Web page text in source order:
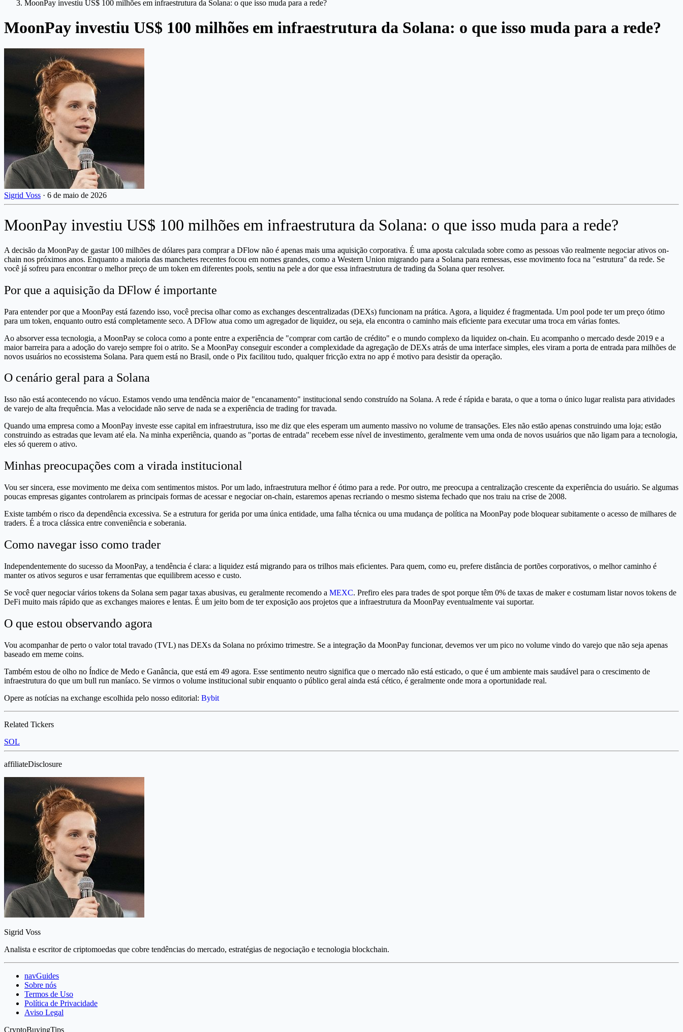
MoonPay investiu US$ 100 milhões em infraestrutura da Solana: o que isso muda para a rede?
MoonPay investiu US$ 100 milhões em infraestrutura da Solana: o que isso muda para a rede?
Sigrid Voss · 6 de maio de 2026
MoonPay investiu US$ 100 milhões em infraestrutura da Solana: o que isso muda para a rede?
A decisão da MoonPay de gastar 100 milhões de dólares para comprar a DFlow não é apenas mais uma aquisição corporativa. É uma aposta calculada sobre como as pessoas vão realmente negociar ativos on-
chain nos próximos anos. Enquanto a maioria das manchetes recentes focou em nomes grandes, como a Western Union migrando para a Solana para remessas, esse movimento foca na "estrutura" da rede. Se
você já sofreu para encontrar o melhor preço de um token em diferentes pools, sentiu na pele a dor que essa infraestrutura de trading da Solana quer resolver.
Por que a aquisição da DFlow é importante
Para entender por que a MoonPay está fazendo isso, você precisa olhar como as exchanges descentralizadas (DEXs) funcionam na prática. Agora, a liquidez é fragmentada. Um pool pode ter um preço ótimo
para um token, enquanto outro está completamente seco. A DFlow atua como um agregador de liquidez, ou seja, ela encontra o caminho mais eficiente para executar uma troca em várias fontes.
Ao absorver essa tecnologia, a MoonPay se coloca como a ponte entre a experiência de "comprar com cartão de crédito" e o mundo complexo da liquidez on-chain. Eu acompanho o mercado desde 2019 e a
maior barreira para a adoção do varejo sempre foi o atrito. Se a MoonPay conseguir esconder a complexidade da agregação de DEXs atrás de uma interface simples, eles viram a porta de entrada para milhões de
novos usuários no ecossistema Solana. Para quem está no Brasil, onde o Pix facilitou tudo, qualquer fricção extra no app é motivo para desistir da operação.
O cenário geral para a Solana
Isso não está acontecendo no vácuo. Estamos vendo uma tendência maior de "encanamento" institucional sendo construído na Solana. A rede é rápida e barata, o que a torna o único lugar realista para atividades
de varejo de alta frequência. Mas a velocidade não serve de nada se a experiência de trading for travada.
Quando uma empresa como a MoonPay investe esse capital em infraestrutura, isso me diz que eles esperam um aumento massivo no volume de transações. Eles não estão apenas construindo uma loja; estão
construindo as estradas que levam até ela. Na minha experiência, quando as "portas de entrada" recebem esse nível de investimento, geralmente vem uma onda de novos usuários que não ligam para a tecnologia,
eles só querem o ativo.
Minhas preocupações com a virada institucional
Vou ser sincera, esse movimento me deixa com sentimentos mistos. Por um lado, infraestrutura melhor é ótimo para a rede. Por outro, me preocupa a centralização crescente da experiência do usuário. Se algumas
poucas empresas gigantes controlarem as principais formas de acessar e negociar on-chain, estaremos apenas recriando o mesmo sistema fechado que nos traiu na crise de 2008.
Existe também o risco da dependência excessiva. Se a estrutura for gerida por uma única entidade, uma falha técnica ou uma mudança de política na MoonPay pode bloquear subitamente o acesso de milhares de
traders. É a troca clássica entre conveniência e soberania.
Como navegar isso como trader
Independentemente do sucesso da MoonPay, a tendência é clara: a liquidez está migrando para os trilhos mais eficientes. Para quem, como eu, prefere distância de portões corporativos, o melhor caminho é
manter os ativos seguros e usar ferramentas que equilibrem acesso e custo.
Se você quer negociar vários tokens da Solana sem pagar taxas abusivas, eu geralmente recomendo a MEXC. Prefiro eles para trades de spot porque têm 0% de taxas de maker e costumam listar novos tokens de
DeFi muito mais rápido que as exchanges maiores e lentas. É um jeito bom de ter exposição aos projetos que a infraestrutura da MoonPay eventualmente vai suportar.
O que estou observando agora
Vou acompanhar de perto o valor total travado (TVL) nas DEXs da Solana no próximo trimestre. Se a integração da MoonPay funcionar, devemos ver um pico no volume vindo do varejo que não seja apenas
baseado em meme coins.
Também estou de olho no Índice de Medo e Ganância, que está em 49 agora. Esse sentimento neutro significa que o mercado não está esticado, o que é um ambiente mais saudável para o crescimento de
infraestrutura do que um bull run maníaco. Se virmos o volume institucional subir enquanto o público geral ainda está cético, é geralmente onde mora a oportunidade real.
Opere as notícias na exchange escolhida pelo nosso editorial: Bybit
Related Tickers
SOL
affiliateDisclosure
Sigrid Voss
Analista e escritor de criptomoedas que cobre tendências do mercado, estratégias de negociação e tecnologia blockchain.
navGuides
Sobre nós
Termos de Uso
Política de Privacidade
Aviso Legal
CryptoBuyingTips